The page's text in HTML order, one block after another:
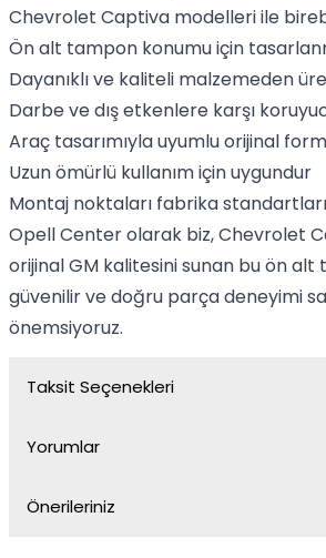
Chevrolet Captiva modelleri ile
Ön alt tampon konumu için
Dayanıklı ve kaliteli malzemeden
Darbe ve dış etkenlere karşı
Araç tasarımıyla uyumlu orijinal
Uzun ömürlü kullanım için uygundur
Montaj noktaları fabrika
Opell Center olarak biz, Chevrolet
orijinal GM kalitesini sunan bu ön alt
güvenilir ve doğru parça deneyimi
önemsiyoruz.
Taksit Seçenekleri
Yorumlar
Önerileriniz